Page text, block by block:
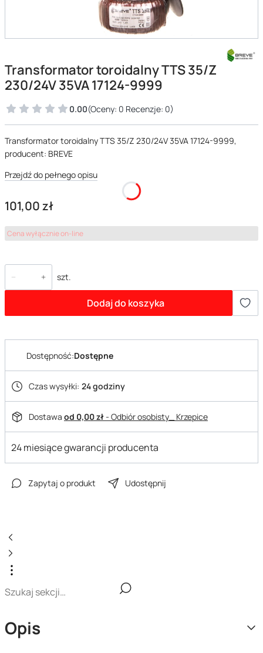
Transformator toroidalny TTS 35/Z
230/24V 35VA 17124-9999
0.00(Oceny: 0 Recenzje: 0)
Transformator toroidalny TTS 35/Z 230/24V 35VA 17124-9999,
producent: BREVE
Przejdź do pełnego opisu
Cena
101,00 zł
Cena wyłącznie on-line
szt.
Dodaj do koszyka
Dostępność:Dostępne
Czas wysyłki: 24 godziny
Dostawa od 0,00 zł- Odbiór osobisty_ Krzepice
24 miesiące gwarancji producenta
Zapytaj o produkt Udostępnij
Opis